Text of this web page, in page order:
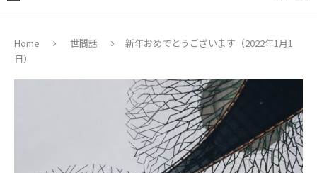
Home 世間話
新年おめでとうございます（2022年1月1
日）